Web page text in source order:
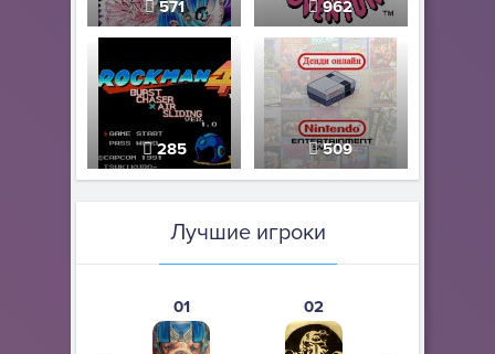
571 962
285 509
Лучшие игроки
01 02